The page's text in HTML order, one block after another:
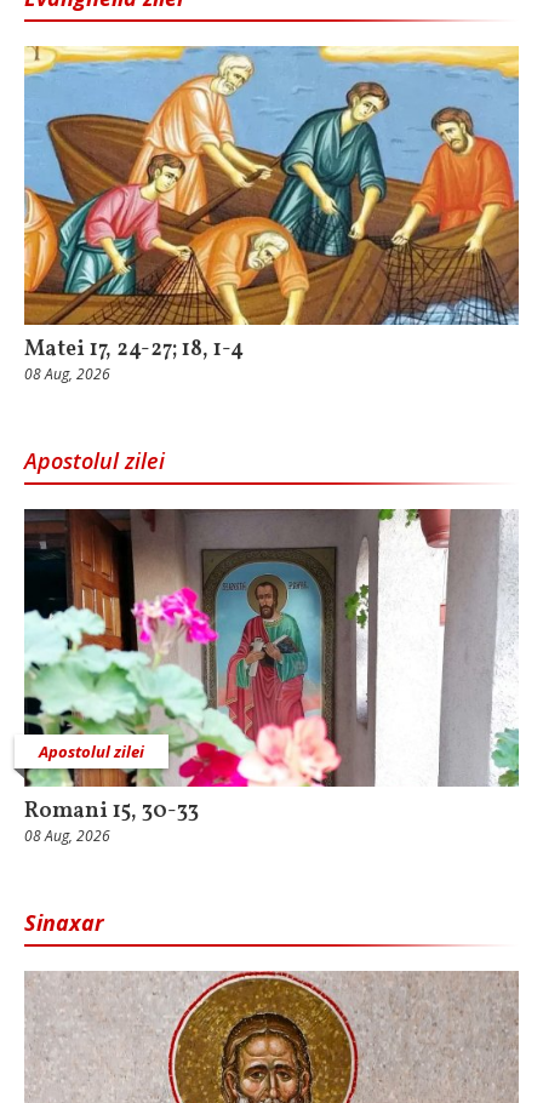
Matei 17, 24-27; 18, 1-4
08 Aug, 2026
Apostolul zilei
Apostolul zilei
Romani 15, 30-33
08 Aug, 2026
Sinaxar